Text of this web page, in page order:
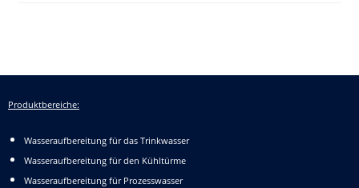
Produktbereiche:
Wasseraufbereitung für das Trinkwasser
Wasseraufbereitung für den Kühltürme
Wasseraufbereitung für Prozesswasser